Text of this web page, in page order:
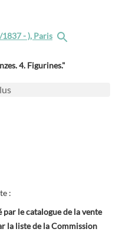
- ), Paris
4. Figurines."
:
par le catalogue de la vente
la liste de la Commission